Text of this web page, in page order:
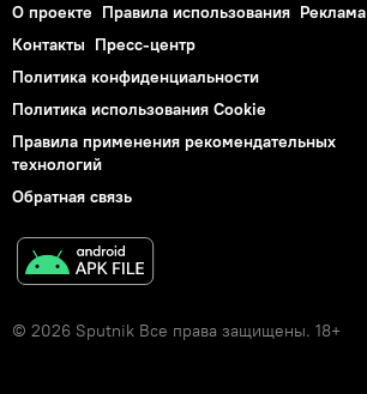
О проекте Правила использования Реклама
Контакты Пресс-центр
Политика конфиденциальности
Политика использования Cookie
Правила применения рекомендательных
технологий
Обратная связь
© 2026 Sputnik Все права защищены. 18+